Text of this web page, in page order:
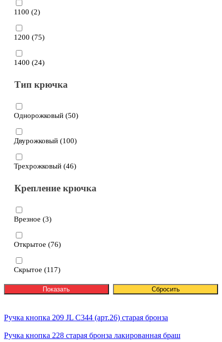
1100 (2)
1200 (75)
1400 (24)
Тип крючка
Однорожковый (50)
Двурожковый (100)
Трехрожковый (46)
Крепление крючка
Врезное (3)
Открытое (76)
Скрытое (117)
Ручка кнопка 209 JL С344 (арт.26) старая бронза
Ручка кнопка 228 старая бронза лакированная браш